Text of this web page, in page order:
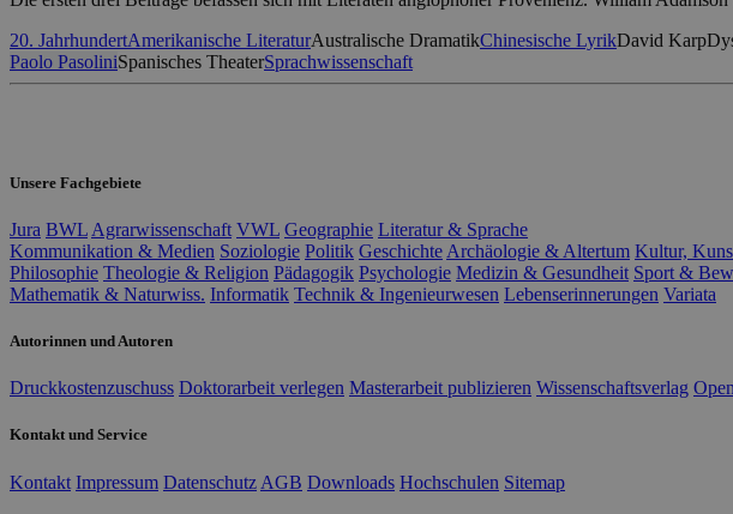
20. JahrhundertAmerikanische LiteraturAustralische DramatikChinesische LyrikDavid Karp
Paolo PasoliniSpanisches TheaterSprachwissenschaft
Unsere Fachgebiete
Jura BWL Agrarwissenschaft VWL Geographie Literatur & Sprache
Kommunikation & Medien Soziologie Politik Geschichte Archäologie & Altertum Kultur,
Philosophie Theologie & Religion Pädagogik Psychologie Medizin & Gesundheit Sport &
Mathematik & Naturwiss. Informatik Technik & Ingenieurwesen Lebenserinnerungen Variata
Autorinnen und Autoren
Druckkostenzuschuss Doktorarbeit verlegen Masterarbeit publizieren Wissenschaftsverlag
Kontakt und Service
Kontakt Impressum Datenschutz AGB Downloads Hochschulen Sitemap